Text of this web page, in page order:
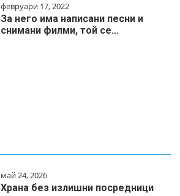
февруари 17, 2022
За него има написани песни и
снимани филми, той се…
май 24, 2026
Храна без излишни посредници